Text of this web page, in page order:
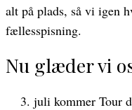
alt på plads, så vi igen
fællesspisning.
Nu glæder vi
juli kommer Tour